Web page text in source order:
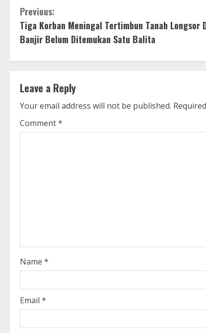
C
o
n
i
n
u
d
i
n
g
Previous:
Tiga Korban Meningal Tertimbun Tanah Longsor
Banjir Belum Ditemukan Satu Balita
Leave a Reply
Your email address will not be published.
Comment*
Name *
Email *